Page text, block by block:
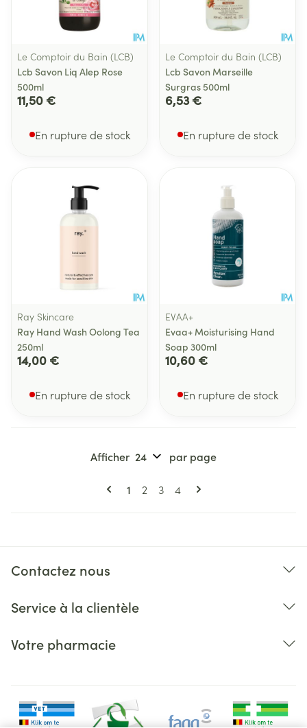
Le Comptoir du Bain (LCB)
Lcb Savon Liq Alep Rose
500ml
11,50 €
En rupture de stock
Le Comptoir du Bain (LCB)
Lcb Savon Marseille
Surgras 500ml
6,53 €
En rupture de stock
Ray Skincare
Ray Hand Wash Oolong Tea
250ml
14,00 €
En rupture de stock
EVAA+
Evaa+ Moisturising Hand
Soap 300ml
10,60 €
En rupture de stock
Pages
Vous lisez actuellement la page
1 Page
2 Page
3 Page
4
Afficher par page
Contactez nous
Service à la clientèle
Votre pharmacie